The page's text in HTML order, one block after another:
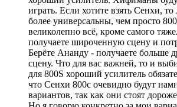
играть. Если хотите взять Сенхи,
более универсальны, чем просто
великолепно всё, кроме самого
получаете широченную сцену и
Берёте Ананду - получаете больше
сцену. Что для вас важней, то и
для 800S хороший усилитель
что Сенхи 800с очевидно будут
вариантов, так как они стоят